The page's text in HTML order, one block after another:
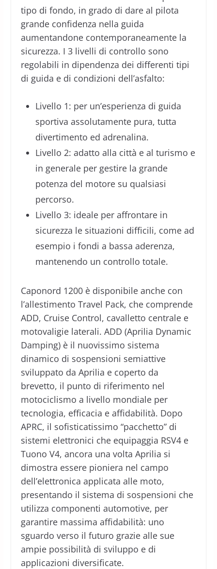
tipo di fondo, in grado di dare al pilota
grande confidenza nella guida
aumentandone contemporaneamente la
sicurezza. I 3 livelli di controllo sono
regolabili in dipendenza dei differenti tipi
di guida e di condizioni dell’asfalto:
Livello 1: per un’esperienza di guida
sportiva assolutamente pura, tutta
divertimento ed adrenalina.
Livello 2: adatto alla città e al turismo e
in generale per gestire la grande
potenza del motore su qualsiasi
percorso.
Livello 3: ideale per affrontare in
sicurezza le situazioni difficili, come ad
esempio i fondi a bassa aderenza,
mantenendo un controllo totale.
Caponord 1200 è disponibile anche con
l’allestimento Travel Pack, che comprende
ADD, Cruise Control, cavalletto centrale e
motovaligie laterali. ADD (Aprilia Dynamic
Damping) è il nuovissimo sistema
dinamico di sospensioni semiattive
sviluppato da Aprilia e coperto da
brevetto, il punto di riferimento nel
motociclismo a livello mondiale per
tecnologia, efficacia e affidabilità. Dopo
APRC, il sofisticatissimo “pacchetto” di
sistemi elettronici che equipaggia RSV4 e
Tuono V4, ancora una volta Aprilia si
dimostra essere pioniera nel campo
dell’elettronica applicata alle moto,
presentando il sistema di sospensioni che
utilizza componenti automotive, per
garantire massima affidabilità: uno
sguardo verso il futuro grazie alle sue
ampie possibilità di sviluppo e di
applicazioni diversificate.